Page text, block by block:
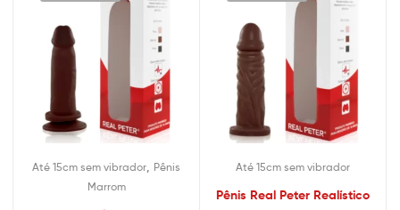
Até 15cm sem vibrador Pênis
Marrom
Até 15cm sem vibrador
Pênis Real Peter Realístico